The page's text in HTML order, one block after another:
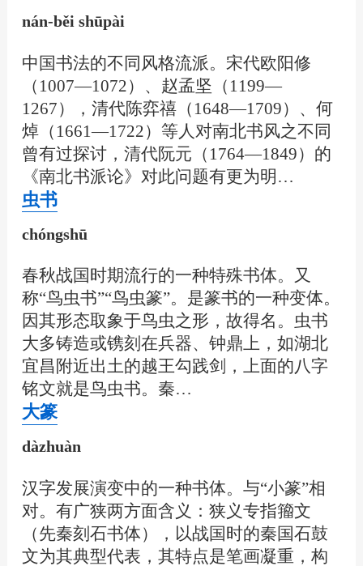
nán-běi shūpài
中国书法的不同风格流派。宋代欧阳修
（1007—1072）、赵孟坚（1199—
1267），清代陈弈禧（1648—1709）、何
焯（1661—1722）等人对南北书风之不同
曾有过探讨，清代阮元（1764—1849）的
《南北书派论》对此问题有更为明…
虫书
chóngshū
春秋战国时期流行的一种特殊书体。又
称“鸟虫书”“鸟虫篆”。是篆书的一种变体。
因其形态取象于鸟虫之形，故得名。虫书
大多铸造或镌刻在兵器、钟鼎上，如湖北
宜昌附近出土的越王勾践剑，上面的八字
铭文就是鸟虫书。秦…
大篆
dàzhuàn
汉字发展演变中的一种书体。与“小篆”相
对。有广狭两方面含义：狭义专指籀文
（先秦刻石书体），以战国时的秦国石鼓
文为其典型代表，其特点是笔画凝重，构